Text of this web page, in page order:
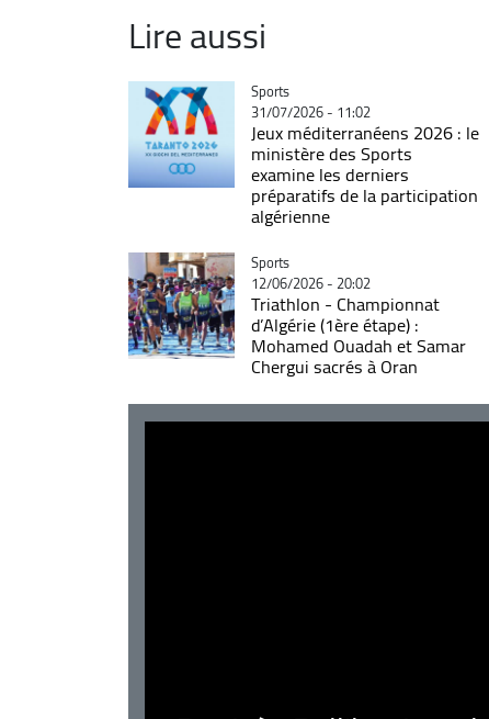
Lire aussi
Catégorie
Sports
31/07/2026 - 11:02
Jeux méditerranéens 2026 : le
ministère des Sports
examine les derniers
préparatifs de la participation
algérienne
Catégorie
Sports
12/06/2026 - 20:02
Triathlon - Championnat
d’Algérie (1ère étape) :
Mohamed Ouadah et Samar
Chergui sacrés à Oran